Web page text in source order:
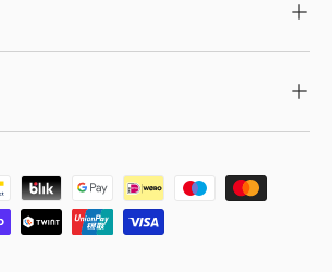
accettati